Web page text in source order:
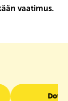
vaatimus.